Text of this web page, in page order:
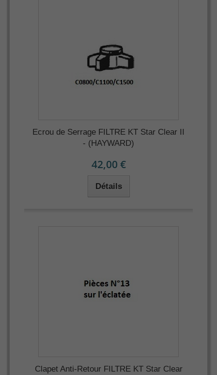
Ecrou de Serrage FILTRE KT Star Clear II
- (HAYWARD)
42,00 €
Détails
Clapet Anti-Retour FILTRE KT Star Clear